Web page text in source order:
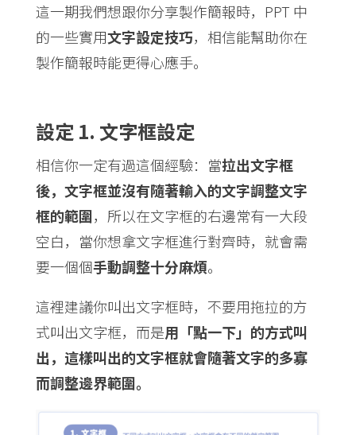
這一期我們想跟你分享製作簡報時，PPT 中
的一些實用文字設定技巧，相信能幫助你在
製作簡報時能更得心應手。
設定 1. 文字框設定
相信你一定有過這個經驗：當拉出文字框
後，文字框並沒有隨著輸入的文字調整文字
框的範圍，所以在文字框的右邊常有一大段
空白，當你想拿文字框進行對齊時，就會需
要一個個手動調整十分麻煩。
這裡建議你叫出文字框時，不要用拖拉的方
式叫出文字框，而是用「點一下」的方式叫
出，這樣叫出的文字框就會隨著文字的多寡
而調整邊界範圍。